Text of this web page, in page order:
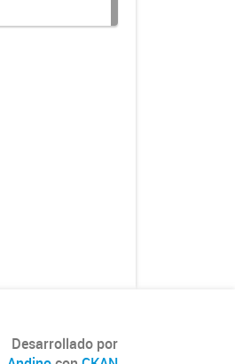
Desarrollado por